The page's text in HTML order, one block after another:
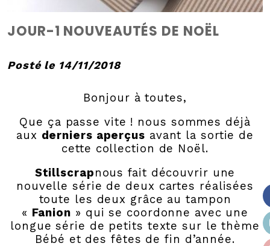
JOUR-1 NOUVEAUTÉS DE NOËL
Posté le 14/11/2018
Bonjour à toutes,
Que ça passe vite ! nous sommes déjà
aux derniers aperçus avant la sortie de
cette collection de Noël.
Stillscrapnous fait découvrir une
nouvelle série de deux cartes réalisées
toute les deux grâce au tampon
« Fanion » qui se coordonne avec une
longue série de petits texte sur le thème
Bébé et des fêtes de fin d’année.